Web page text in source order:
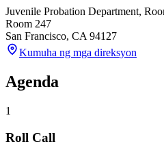
Juvenile Probation Department,
Room 247
San Francisco, CA 94127
Kumuha ng mga direksyon
Agenda
1
Roll Call